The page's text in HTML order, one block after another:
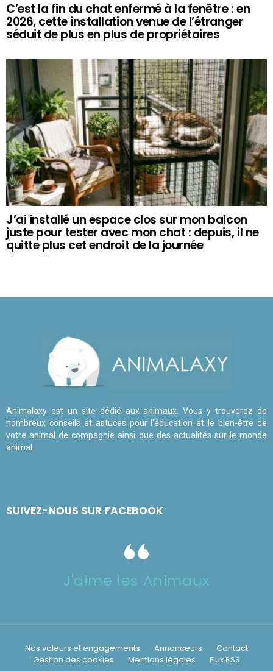
C’est la fin du chat enfermé à la fenêtre : en
2026, cette installation venue de l’étranger
séduit de plus en plus de propriétaires
J’ai installé un espace clos sur mon balcon
juste pour tester avec mon chat : depuis, il ne
quitte plus cet endroit de la journée
Animalaxy est un site dédié aux animaux. Vous y trouverez de
nombreux conseils et astuces pour l'éducation et le bien-être de
votre animal de compagnie ainsi que des actualités sur le monde
animal.
SUIVEZ-NOUS SUR FACEBOOK
J'aime les Animaux
Nos valeurs et engagements Annonceurs
Contact
Gestion des cookies
Mentions légales Flux RSS